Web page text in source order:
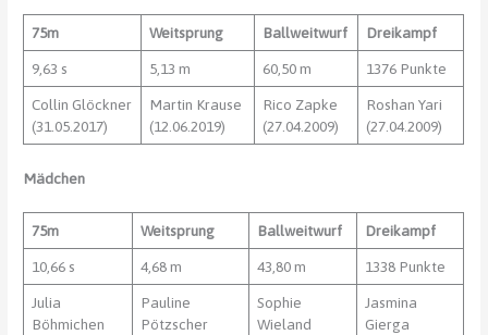
75m Weitsprung Ballweitwurf Dreikampf
9,63 s 5,13 m 60,50 m 1376 Punkte
Collin Glöckner
(31.05.2017)
Martin Krause
(12.06.2019)
Rico Zapke
(27.04.2009)
Roshan Yari
(27.04.2009)
Mädchen
75m Weitsprung Ballweitwurf Dreikampf
10,66 s 4,68 m 43,80 m 1338 Punkte
Julia
Böhmichen
Pauline
Pötzscher
Sophie
Wieland
Jasmina
Gierga